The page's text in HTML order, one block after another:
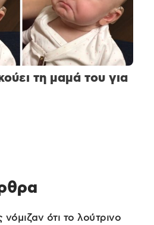
τη μαμά του για
νόμιζαν ότι το λούτρινο